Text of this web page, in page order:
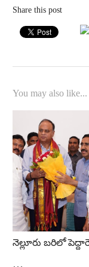
Share this post
You may also like...
నెల్లూరు బరిలో
…